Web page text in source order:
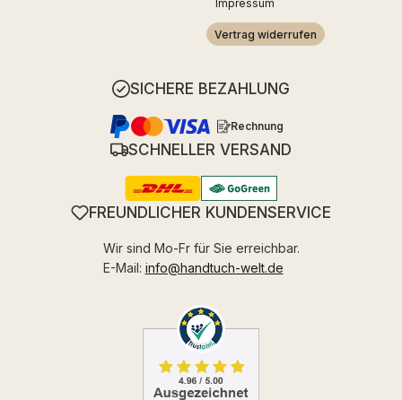
Impressum
Vertrag widerrufen
SICHERE BEZAHLUNG
Rechnung
SCHNELLER VERSAND
FREUNDLICHER KUNDENSERVICE
Wir sind Mo-Fr für Sie erreichbar.
E-Mail: info@handtuch-welt.de